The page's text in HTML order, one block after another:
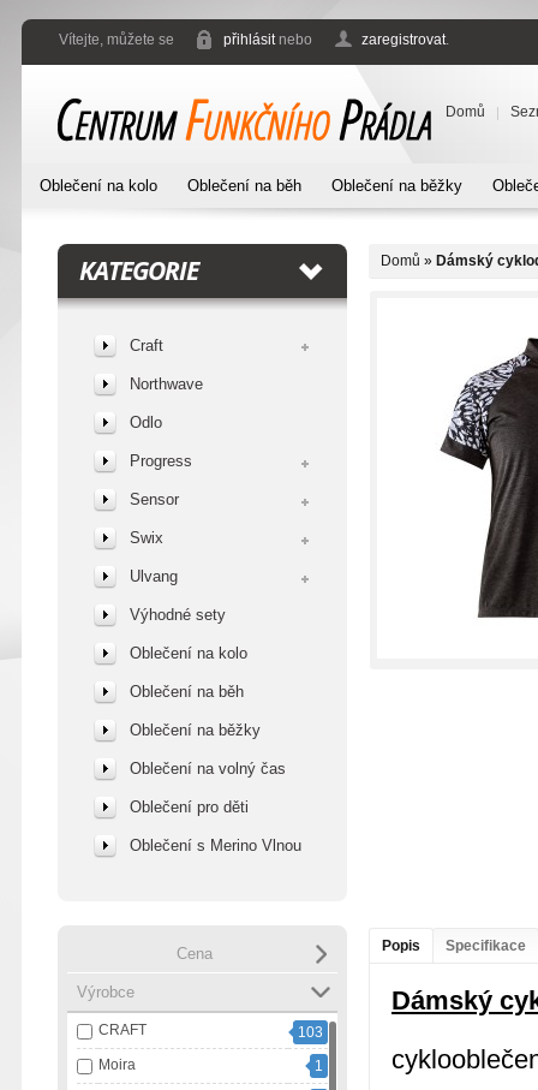
Vítejte, můžete se přihlásitnebo zaregistrovat.
Domů
Oblečení na kolo Oblečení na běh Oblečení na běžky
KATEGORIE
Craft
Northwave
Odlo
Progress
Sensor
Swix
Ulvang
Výhodné sety
Oblečení na kolo
Oblečení na běh
Oblečení na běžky
Oblečení na volný čas
Oblečení pro děti
Oblečení s Merino Vlnou
Cena
Výrobce
CRAFT
103
Moira
1
Domů » Dámský
Popis Specifikace
Dámský